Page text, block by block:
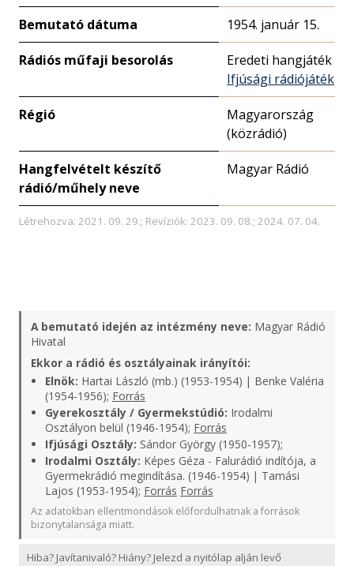
Bemutató dátuma 1954. január 15.
Rádiós műfaji besorolás
Eredeti hangjáték
Ifjúsági rádiójáték
Régió
Magyarország
(közrádió)
Hangfelvételt készítő
rádió/műhely neve
Magyar Rádió
Létrehozva: 2021. 09. 29.; Revíziók: 2023. 09. 08.; 2024. 07. 04.
A bemutató idején az intézmény neve: Magyar Rádió
Hivatal
Ekkor a rádió és osztályainak irányítói:
Elnök: Hartai László (mb.) (1953-1954) | Benke Valéria
(1954-1956); Forrás
Gyerekosztály / Gyermekstúdió: Irodalmi
Osztályon belül (1946-1954); Forrás
Ifjúsági Osztály: Sándor György (1950-1957);
Irodalmi Osztály: Képes Géza - Falurádió indítója, a
Gyermekrádió megindítása. (1946-1954) | Tamási
Lajos (1953-1954); Forrás Forrás
Az adatokban ellentmondások előfordulhatnak a források
bizonytalansága miatt.
Hiba? Javítanivaló? Hiány? Jelezd a nyitólap alján levő